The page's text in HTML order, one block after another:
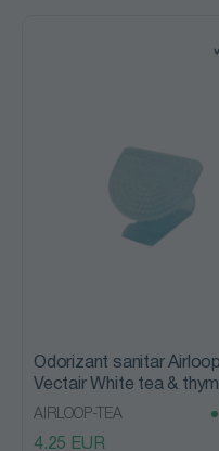
Odorizant sanitar
Vectair White tea &
AIRLOOP-TEA
4.25 EUR